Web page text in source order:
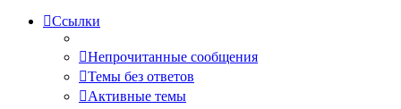
Ссылки
Непрочитанные сообщения
Темы без ответов
Активные темы